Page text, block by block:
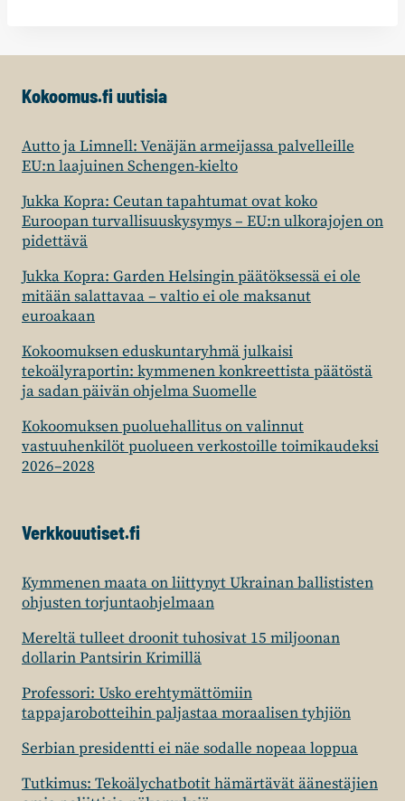
Kokoomus.fi uutisia
Autto ja Limnell: Venäjän armeijassa palvelleille
EU:n laajuinen Schengen-kielto
Jukka Kopra: Ceutan tapahtumat ovat koko
Euroopan turvallisuuskysymys – EU:n ulkorajojen on
pidettävä
Jukka Kopra: Garden Helsingin päätöksessä ei ole
mitään salattavaa – valtio ei ole maksanut
euroakaan
Kokoomuksen eduskuntaryhmä julkaisi
tekoälyraportin: kymmenen konkreettista päätöstä
ja sadan päivän ohjelma Suomelle
Kokoomuksen puoluehallitus on valinnut
vastuuhenkilöt puolueen verkostoille toimikaudeksi
2026–2028
Verkkouutiset.fi
Kymmenen maata on liittynyt Ukrainan ballististen
ohjusten torjuntaohjelmaan
Mereltä tulleet droonit tuhosivat 15 miljoonan
dollarin Pantsirin Krimillä
Professori: Usko erehtymättömiin
tappajarobotteihin paljastaa moraalisen tyhjiön
Serbian presidentti ei näe sodalle nopeaa loppua
Tutkimus: Tekoälychatbotit hämärtävät äänestäjien